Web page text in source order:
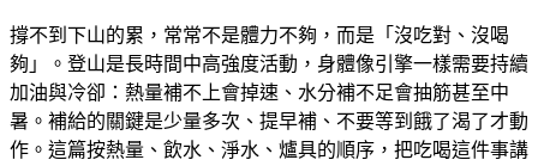
撐不到下山的累，常常不是體力不夠，而是「沒吃對、沒喝
夠」。登山是長時間中高強度活動，身體像引擎一樣需要持續
加油與冷卻：熱量補不上會掉速、水分補不足會抽筋甚至中
暑。 補給的關鍵是少量多次、提早補、不要等到餓了渴了才動
作 。這篇按熱量、飲水、淨水、爐具的順序，把吃喝這件事講